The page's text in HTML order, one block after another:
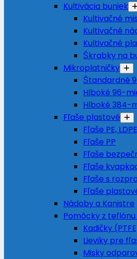
Kultivácia buniek
Kultivačné
Kultivačné
Kultivačné
Škrabky na
Mikroplatničky
Štandardné
Hlboké 96-
Hlboké 384-
Fľaše plastové
Fľaše PE,
Fľaše PP
Fľaše
Fľaše
Fľaše s
Fľaše
Nádoby a Kanistre
Pomôcky z teflónu
Kadičky
Lieviky pre
Misky